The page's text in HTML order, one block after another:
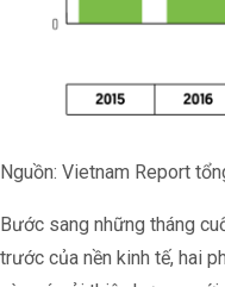
Nguồn: Vietnam Report
Bước sang những tháng
trước của nền kinh tế, hai